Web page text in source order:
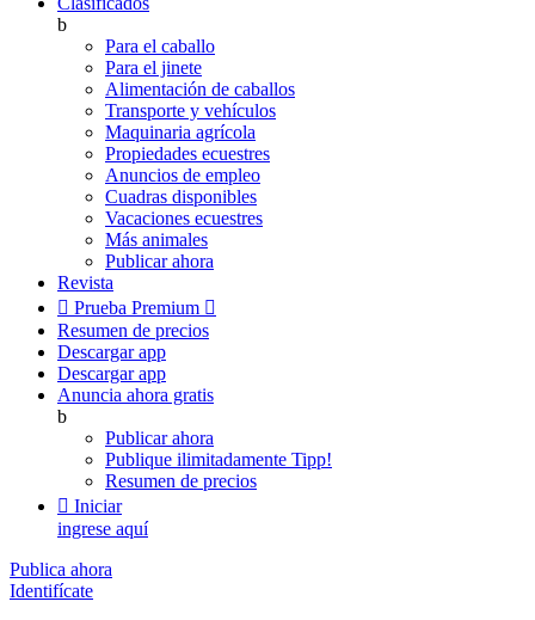
b
Para el caballo
Para el jinete
Alimentación de caballos
Transporte y vehículos
Maquinaria agrícola
Propiedades ecuestres
Anuncios de empleo
Cuadras disponibles
Vacaciones ecuestres
Más animales
Publicar ahora
Revista
 Prueba Premium 
Resumen de precios
Descargar app
Descargar app
Anuncia ahora gratis
b
Publicar ahora
Publique ilimitadamente Tipp!
Resumen de precios
 Iniciar
ingrese aquí
Publica ahora
Identifícate